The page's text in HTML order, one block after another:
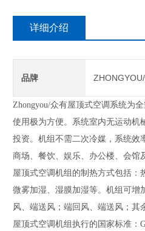
详细介绍
品牌
Zhongyou/众有屋顶式空调系统为
使用极为方便。系统室内无运动机
投资。机组不需二次冷媒，系统效
商场、餐饮、娱乐、办公楼、会馆
屋顶式空调机组的制热方式包括：
微雾加湿、湿膜加湿等。机组可增
风、端送风；端回风、端送风；其
屋顶式空调机组执行的国家标准：